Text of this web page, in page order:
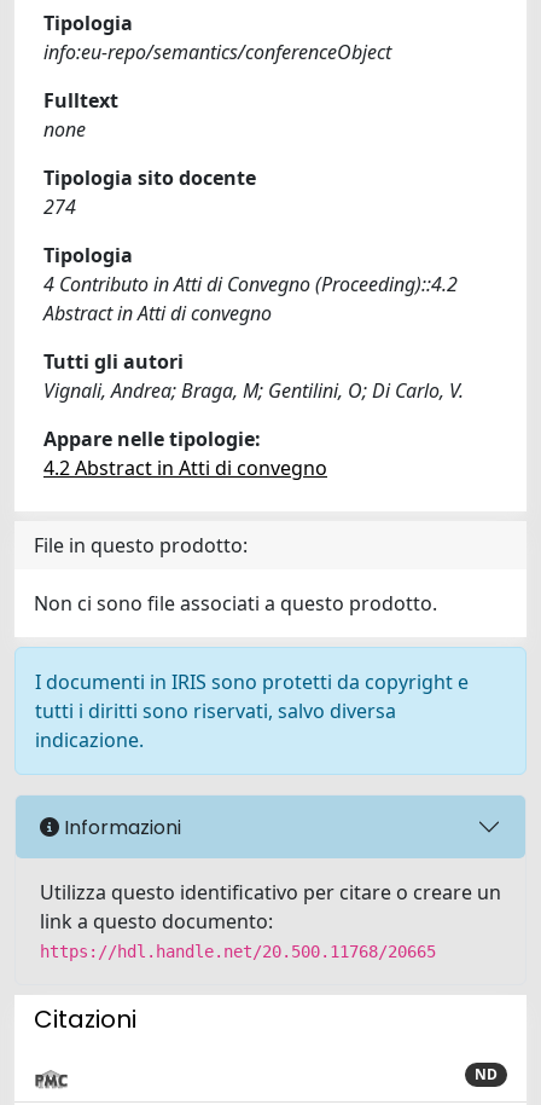
Tipologia
info:eu-repo/semantics/conferenceObject
Fulltext
none
Tipologia sito docente
274
Tipologia
4 Contributo in Atti di Convegno (Proceeding)::4.2
Abstract in Atti di convegno
Tutti gli autori
Vignali, Andrea; Braga, M; Gentilini, O; Di Carlo, V.
Appare nelle tipologie:
4.2 Abstract in Atti di convegno
File in questo prodotto:
Non ci sono file associati a questo prodotto.
I documenti in IRIS sono protetti da copyright e
tutti i diritti sono riservati, salvo diversa
indicazione.
Informazioni
Utilizza questo identificativo per citare o creare un
link a questo documento:
https://hdl.handle.net/20.500.11768/20665
Citazioni
ND